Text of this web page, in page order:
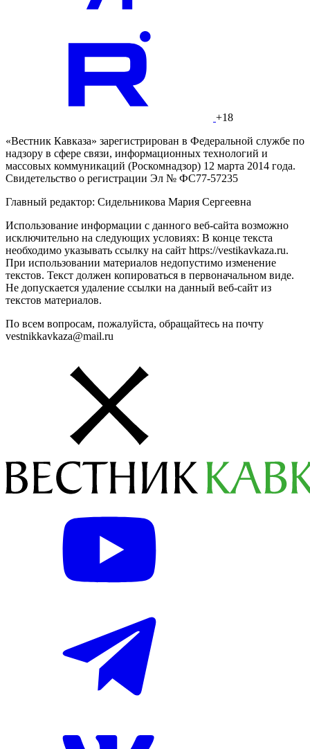
+18
«Вестник Кавказа» зарегистрирован в Федеральной службе по
надзору в сфере связи, информационных технологий и
массовых коммуникаций (Роскомнадзор) 12 марта 2014 года.
Свидетельство о регистрации Эл № ФС77-57235
Главный редактор: Сидельникова Мария Сергеевна
Использование информации с данного веб-сайта возможно
исключительно на следующих условиях: В конце текста
необходимо указывать ссылку на сайт https://vestikavkaza.ru.
При использовании материалов недопустимо изменение
текстов. Текст должен копироваться в первоначальном виде.
Не допускается удаление ссылки на данный веб-сайт из
текстов материалов.
По всем вопросам, пожалуйста, обращайтесь на почту
vestnikkavkaza@mail.ru